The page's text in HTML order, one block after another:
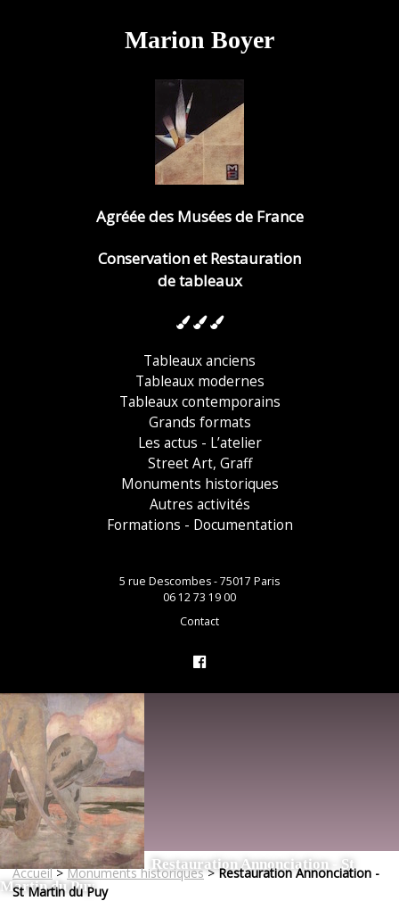
Marion Boyer
Agréée des Musées de France
Conservation et Restauration
de tableaux
Tableaux anciens
Tableaux modernes
Tableaux contemporains
Grands formats
Les actus - L’atelier
Street Art, Graff
Monuments historiques
Autres activités
Formations - Documentation
5 rue Descombes - 75017 Paris
06 12 73 19 00
Contact
Restauration Annonciation - St
Martin du Puy
Accueil>Monuments historiques>Restauration Annonciation -
St Martin du Puy